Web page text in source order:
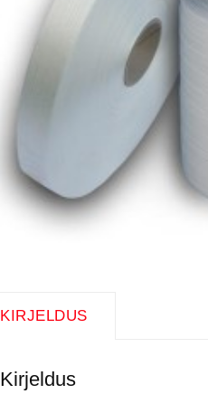
KIRJELDUS
Kirjeldus